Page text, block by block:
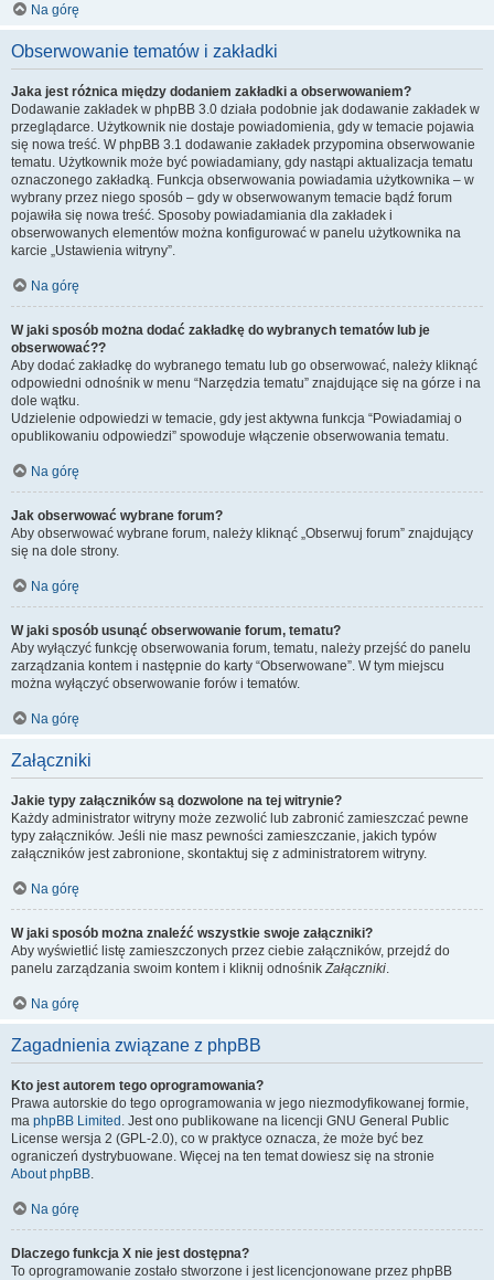
Na górę
Obserwowanie tematów i zakładki
Jaka jest różnica między dodaniem zakładki a obserwowaniem?
Dodawanie zakładek w phpBB 3.0 działa podobnie jak dodawanie zakładek w
przeglądarce. Użytkownik nie dostaje powiadomienia, gdy w temacie pojawia
się nowa treść. W phpBB 3.1 dodawanie zakładek przypomina obserwowanie
tematu. Użytkownik może być powiadamiany, gdy nastąpi aktualizacja tematu
oznaczonego zakładką. Funkcja obserwowania powiadamia użytkownika – w
wybrany przez niego sposób – gdy w obserwowanym temacie bądź forum
pojawiła się nowa treść. Sposoby powiadamiania dla zakładek i
obserwowanych elementów można konfigurować w panelu użytkownika na
karcie „Ustawienia witryny”.
Na górę
W jaki sposób można dodać zakładkę do wybranych tematów lub je
obserwować??
Aby dodać zakładkę do wybranego tematu lub go obserwować, należy kliknąć
odpowiedni odnośnik w menu “Narzędzia tematu” znajdujące się na górze i na
dole wątku.
Udzielenie odpowiedzi w temacie, gdy jest aktywna funkcja “Powiadamiaj o
opublikowaniu odpowiedzi” spowoduje włączenie obserwowania tematu.
Na górę
Jak obserwować wybrane forum?
Aby obserwować wybrane forum, należy kliknąć „Obserwuj forum” znajdujący
się na dole strony.
Na górę
W jaki sposób usunąć obserwowanie forum, tematu?
Aby wyłączyć funkcję obserwowania forum, tematu, należy przejść do panelu
zarządzania kontem i następnie do karty “Obserwowane”. W tym miejscu
można wyłączyć obserwowanie forów i tematów.
Na górę
Załączniki
Jakie typy załączników są dozwolone na tej witrynie?
Każdy administrator witryny może zezwolić lub zabronić zamieszczać pewne
typy załączników. Jeśli nie masz pewności zamieszczanie, jakich typów
załączników jest zabronione, skontaktuj się z administratorem witryny.
Na górę
W jaki sposób można znaleźć wszystkie swoje załączniki?
Aby wyświetlić listę zamieszczonych przez ciebie załączników, przejdź do
panelu zarządzania swoim kontem i kliknij odnośnikZałączniki.
Na górę
Zagadnienia związane z phpBB
Kto jest autorem tego oprogramowania?
Prawa autorskie do tego oprogramowania w jego niezmodyfikowanej formie,
ma phpBB Limited . Jest ono publikowane na licencji GNU General Public
License wersja 2 (GPL-2.0), co w praktyce oznacza, że może być bez
ograniczeń dystrybuowane. Więcej na ten temat dowiesz się na stronie
About phpBB.
Na górę
Dlaczego funkcja X nie jest dostępna?
To oprogramowanie zostało stworzone i jest licencjonowane przez phpBB